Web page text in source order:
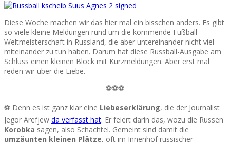
Diese Woche machen wir das hier mal ein bisschen anders. Es gibt
so viele kleine Meldungen rund um die kommende Fußball-
Weltmeisterschaft in Russland, die aber untereinander nicht viel
miteinander zu tun haben. Darum hat diese Russball-Ausgabe am
Schluss einen kleinen Block mit Kurzmeldungen. Aber erst mal
reden wir über die Liebe.
⚽⚽⚽
⚽ Denn es ist ganz klar eine Liebeserklärung, die der Journalist
Jegor Arefjew da verfasst hat. Er feiert darin das, wozu die Russen
Korobka sagen, also Schachtel. Gemeint sind damit die
umzäunten kleinen Plätze, oft im Innenhof russischer